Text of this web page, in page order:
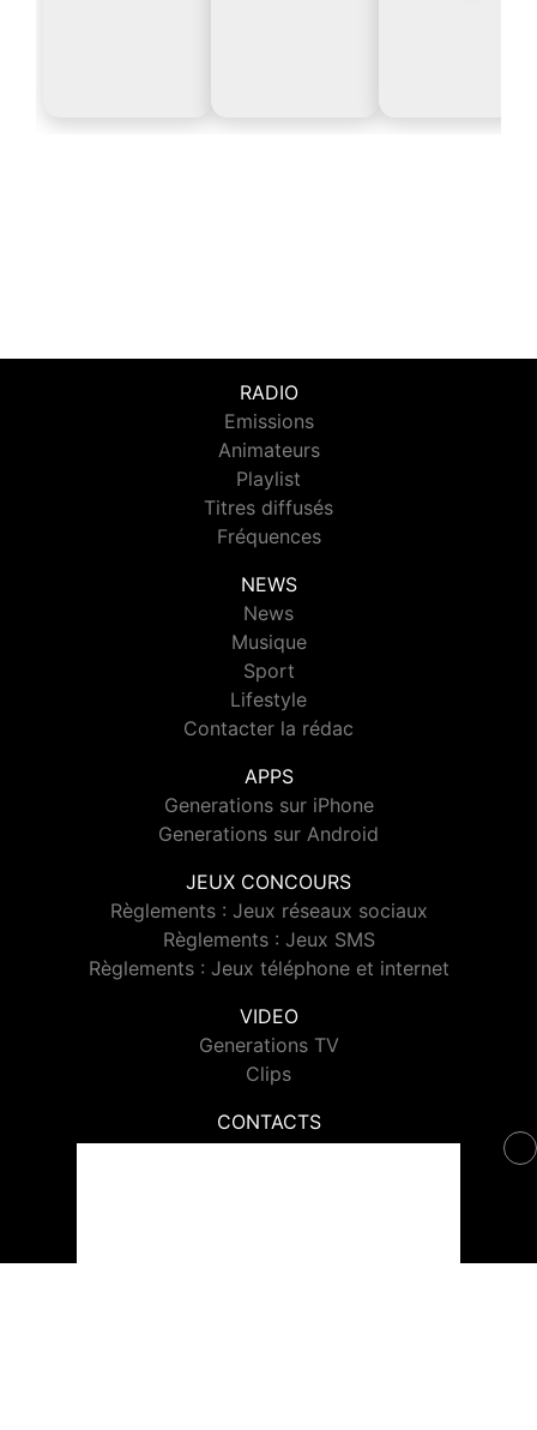
RADIO
Emissions
Animateurs
Playlist
Titres diffusés
Fréquences
NEWS
News
Musique
Sport
Lifestyle
Contacter la rédac
APPS
Generations sur iPhone
Generations sur Android
JEUX CONCOURS
Règlements : Jeux réseaux sociaux
Règlements : Jeux SMS
Règlements : Jeux téléphone et internet
VIDEO
Generations TV
Clips
CONTACTS
Contacter Generations